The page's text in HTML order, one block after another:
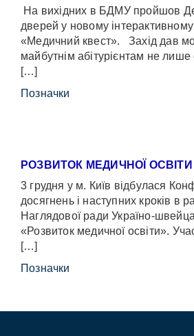
На вихідних в БДМУ пройшов
дверей у новому
«Медичний квест». Захід дав
майбутнім абітурієнтам не
[…]
Позначки
РОЗВИТОК МЕДИЧНОЇ ОСВІТИ
3 грудня у м. Київ відбулася
досягнень і наступних кроків в
Наглядової ради Україно-
«Розвиток медичної освіти».
[…]
Позначки